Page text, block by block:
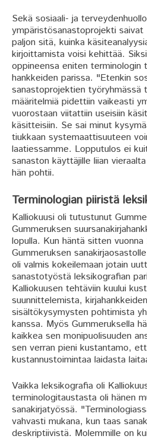
Sekä sosiaali- ja
ympäristösanastoprojekti saivat
paljon sitä, kuinka
kirjoittamista voisi kehittää.
oppineensa eniten terminologin
hankkeiden parissa. "Etenkin
sanastoprojektien työryhmässä
määritelmiä pidettiin vaikeasti
vuorostaan viitattiin useisiin
käsitteisiin. Se sai minut
tiukkaan systemaattisuuteen
laatiessamme. Lopputulos ei
sanaston käyttäjille liian
hän pohtii.
Terminologian piiristä
Kalliokuusi oli tutustunut
Gummeruksen
lopulla. Kun häntä sitten
Gummeruksen
oli valmis kokeilemaan jotain
sanastotyöstä leksikografian
Kalliokuusen tehtäviin kuului
suunnittelemista,
sisältökysymysten pohtimista
kanssa. Myös Gummeruksella
kaikkea sen monipuolisuuden
sen verran pieni kustantamo,
kustannustoimintaa laidasta
Vaikka leksikografia oli
terminologitaustasta oli hänen
sanakirjatyössä.
vahvasti mukana, kun taas
deskriptiivistä. Molemmille on